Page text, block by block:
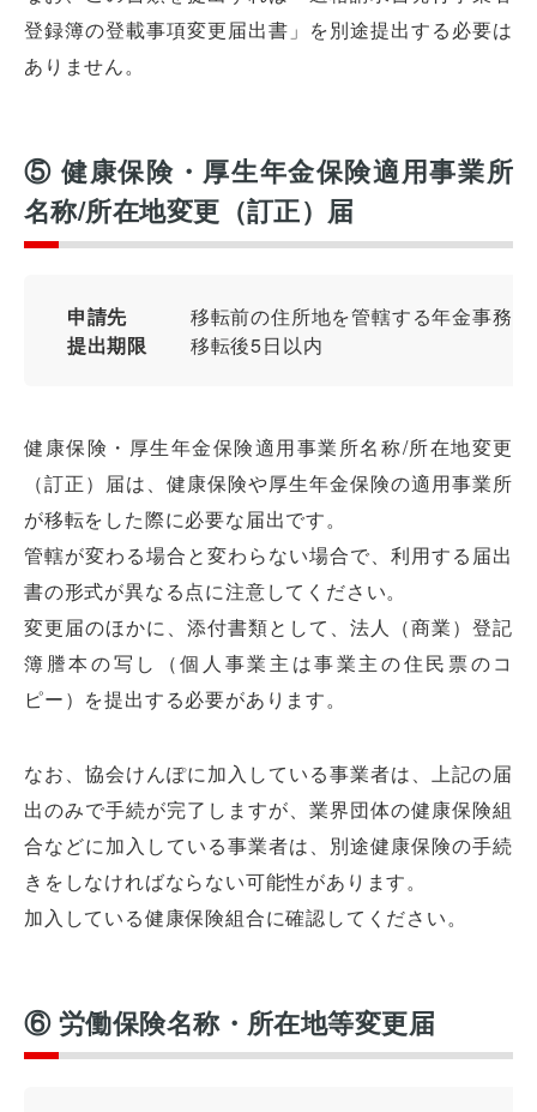
登録簿の登載事項変更届出書」を別途提出する必要は
ありません。
⑤ 健康保険・厚生年金保険適用事業所
名称/所在地変更（訂正）届
申請先
移転前の住所地を管轄する年金事務所
提出期限
移転後5日以内
健康保険・厚生年金保険適用事業所名称/所在地変更
（訂正）届は、健康保険や厚生年金保険の適用事業所
が移転をした際に必要な届出です。
管轄が変わる場合と変わらない場合で、利用する届出
書の形式が異なる点に注意してください。
変更届のほかに、添付書類として、法人（商業）登記
簿謄本の写し（個人事業主は事業主の住民票のコ
ピー）を提出する必要があります。
なお、協会けんぽに加入している事業者は、上記の届
出のみで手続が完了しますが、業界団体の健康保険組
合などに加入している事業者は、別途健康保険の手続
きをしなければならない可能性があります。
加入している健康保険組合に確認してください。
⑥ 労働保険名称・所在地等変更届